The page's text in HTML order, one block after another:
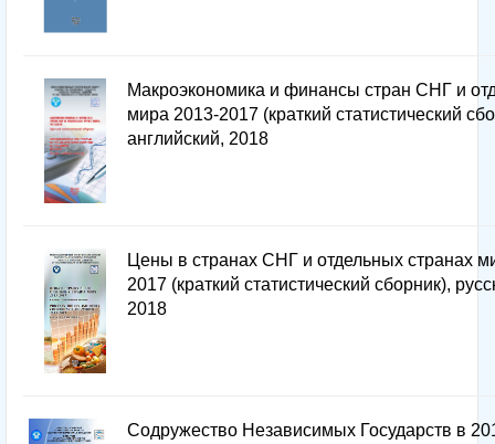
Макроэкономика и финансы стран СНГ и
мира 2013-2017 (краткий статистический
английский, 2018
Цены в странах СНГ и отдельных странах
2017 (краткий статистический сборник),
2018
Содружество Независимых Государств в